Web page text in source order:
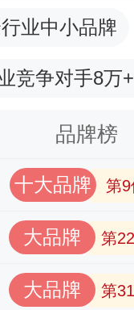
业中小品牌
业竞争对手8万
品牌榜
十大品牌 第9
大品牌 第
大品牌 第